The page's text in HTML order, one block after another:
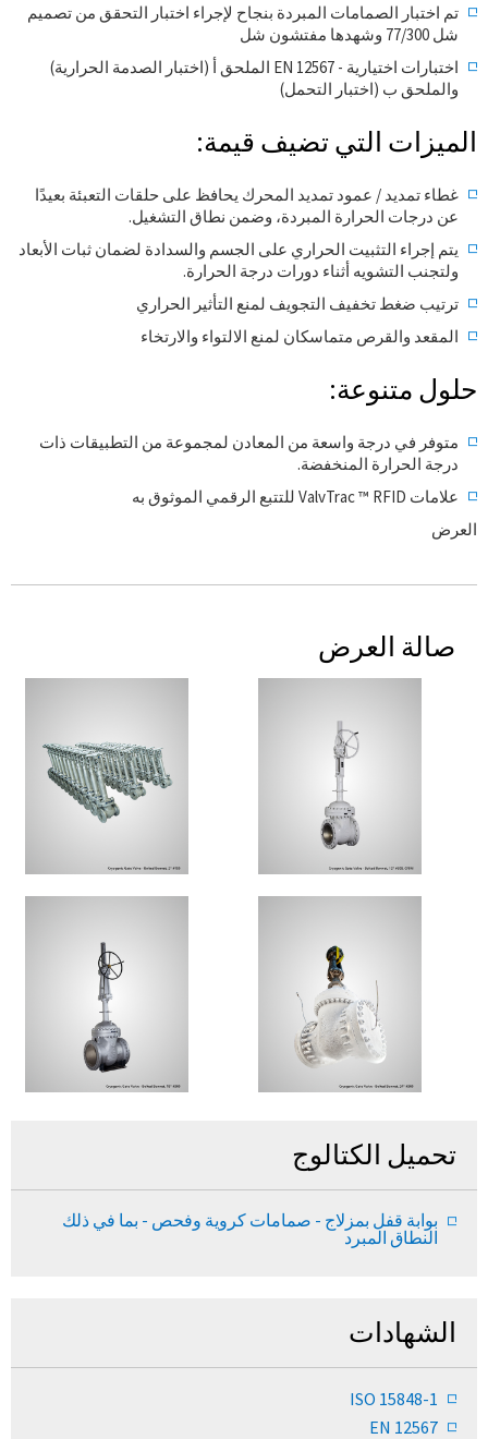
تم اختبار الصمامات المبردة بنجاح لإجراء اختبار التحقق من تصميم
شل 77/300 وشهدها مفتشون شل
اختبارات اختيارية - EN 12567 الملحق أ (اختبار الصدمة الحرارية)
والملحق ب (اختبار التحمل)
الميزات التي تضيف قيمة:
غطاء تمديد / عمود تمديد المحرك يحافظ على حلقات التعبئة بعيدًا
عن درجات الحرارة المبردة، وضمن نطاق التشغيل.
يتم إجراء التثبيت الحراري على الجسم والسدادة لضمان ثبات الأبعاد
ولتجنب التشويه أثناء دورات درجة الحرارة.
ترتيب ضغط تخفيف التجويف لمنع التأثير الحراري
المقعد والقرص متماسكان لمنع الالتواء والارتخاء
حلول متنوعة:
متوفر في درجة واسعة من المعادن لمجموعة من التطبيقات ذات
درجة الحرارة المنخفضة.
علامات ValvTrac ™ RFID للتتبع الرقمي الموثوق به
العرض
صالة العرض
تحميل الكتالوج
بوابة قفل بمزلاج - صمامات كروية وفحص - بما في ذلك
النطاق المبرد
الشهادات
ISO 15848-1
EN 12567